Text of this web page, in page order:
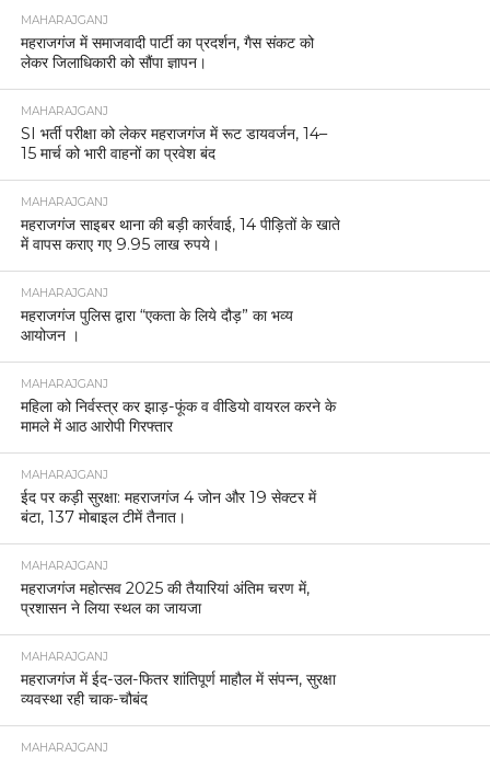
MAHARAJGANJ
महराजगंज में समाजवादी पार्टी का प्रदर्शन, गैस संकट को
लेकर जिलाधिकारी को सौंपा ज्ञापन।
MAHARAJGANJ
SI भर्ती परीक्षा को लेकर महराजगंज में रूट डायवर्जन, 14–
15 मार्च को भारी वाहनों का प्रवेश बंद
MAHARAJGANJ
महराजगंज साइबर थाना की बड़ी कार्रवाई, 14 पीड़ितों के खाते
में वापस कराए गए 9.95 लाख रुपये।
MAHARAJGANJ
महराजगंज पुलिस द्वारा “एकता के लिये दौड़” का भव्य
आयोजन ।
MAHARAJGANJ
महिला को निर्वस्त्र कर झाड़-फूंक व वीडियो वायरल करने के
मामले में आठ आरोपी गिरफ्तार
MAHARAJGANJ
ईद पर कड़ी सुरक्षा: महराजगंज 4 जोन और 19 सेक्टर में
बंटा, 137 मोबाइल टीमें तैनात।
MAHARAJGANJ
महराजगंज महोत्सव 2025 की तैयारियां अंतिम चरण में,
प्रशासन ने लिया स्थल का जायजा
MAHARAJGANJ
महराजगंज में ईद-उल-फितर शांतिपूर्ण माहौल में संपन्न, सुरक्षा
व्यवस्था रही चाक-चौबंद
MAHARAJGANJ